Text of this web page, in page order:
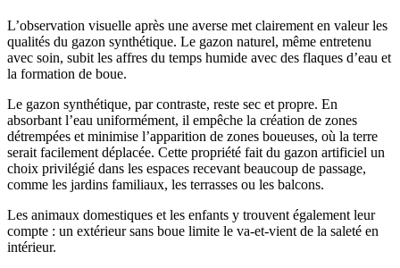
L’observation visuelle après une averse met clairement en valeur les
qualités du gazon synthétique. Le gazon naturel, même entretenu
avec soin, subit les affres du temps humide avec des flaques d’eau et
la formation de boue.
Le gazon synthétique, par contraste, reste sec et propre. En
absorbant l’eau uniformément, il empêche la création de zones
détrempées et minimise l’apparition de zones boueuses, où la terre
serait facilement déplacée. Cette propriété fait du gazon artificiel un
choix privilégié dans les espaces recevant beaucoup de passage,
comme les jardins familiaux, les terrasses ou les balcons.
Les animaux domestiques et les enfants y trouvent également leur
compte : un extérieur sans boue limite le va-et-vient de la saleté en
intérieur.